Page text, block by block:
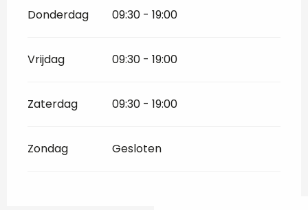
Donderdag 09:30 - 19:00
Vrijdag 09:30 - 19:00
Zaterdag 09:30 - 19:00
Zondag Gesloten